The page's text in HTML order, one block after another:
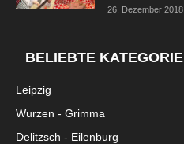
26. Dezember 2018
BELIEBTE KATEGORIE
Leipzig
Wurzen - Grimma
Delitzsch - Eilenburg